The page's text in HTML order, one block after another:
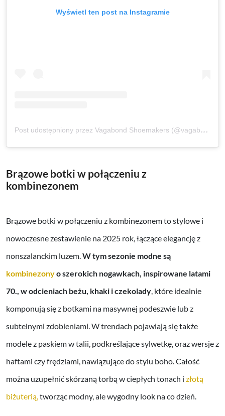
Wyświetl ten post na Instagramie
Post udostępniony przez Vagabond Shoemakers (@vagabondshoemakers)
Brązowe botki w połączeniu z
kombinezonem
Brązowe botki w połączeniu z kombinezonem to stylowe i
nowoczesne zestawienie na 2025 rok, łączące elegancję z
nonszalanckim luzem.W tym sezonie modne są
kombinezonyo szerokich nogawkach, inspirowane latami
70., w odcieniach beżu, khaki i czekolady, które idealnie
komponują się z botkami na masywnej podeszwie lub z
subtelnymi zdobieniami. W trendach pojawiają się także
modele z paskiem w talii, podkreślające sylwetkę, oraz wersje z
haftami czy frędzlami, nawiązujące do stylu boho. Całość
można uzupełnić skórzaną torbą w ciepłych tonach i złotą
biżuterią,tworząc modny, ale wygodny look na co dzień.